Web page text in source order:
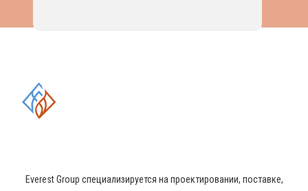
Everest Group специализируется на проектировании, поставке,